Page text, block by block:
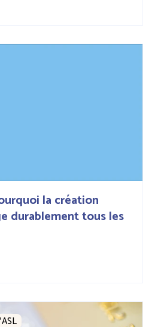
la création
durablement tous les